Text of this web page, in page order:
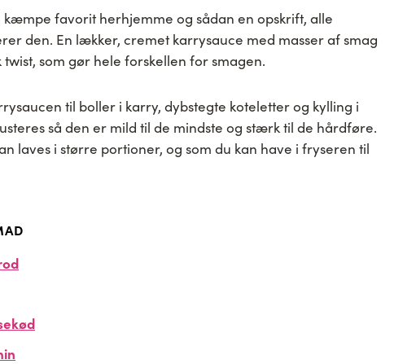
favorit herhjemme og sådan en opskrift, alle
den. En lækker, cremet karrysauce med masser af smag
som gør hele forskellen for smagen.
til boller i karry, dybstegte koteletter og kylling i
så den er mild til de mindste og stærk til de hårdføre.
laves i større portioner, og som du kan have i fryseren til